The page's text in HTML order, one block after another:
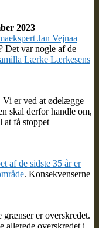
2023
Jan Vejnaa
Det var nogle af de
Lærke Lærkesens
Vi er ved at ødelægge
skal derfor handle om,
at få stoppet
af de sidste 35 år er
. Konsekvenserne
grænser er overskredet.